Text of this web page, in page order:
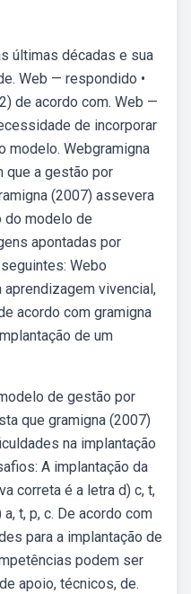
últimas décadas e sua
Web — respondido •
de acordo com. Web —
de incorporar
modelo. Webgramigna
que a gestão por
(2007) assevera
do modelo de
apontadas por
Webo
vivencial,
acordo com gramigna
de um
de gestão por
que gramigna (2007)
na implantação
A implantação da
correta é a letra d) c, t,
t, p, c. De acordo com
para a implantação de
podem ser
apoio, técnicos, de.